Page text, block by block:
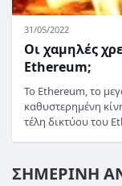
31/05/2022
Οι χαμηλές
Ethereum;
Το Ethereum, το
καθυστερημένη
τέλη δικτύου του
ΣΗΜΕΡΙΝΗ